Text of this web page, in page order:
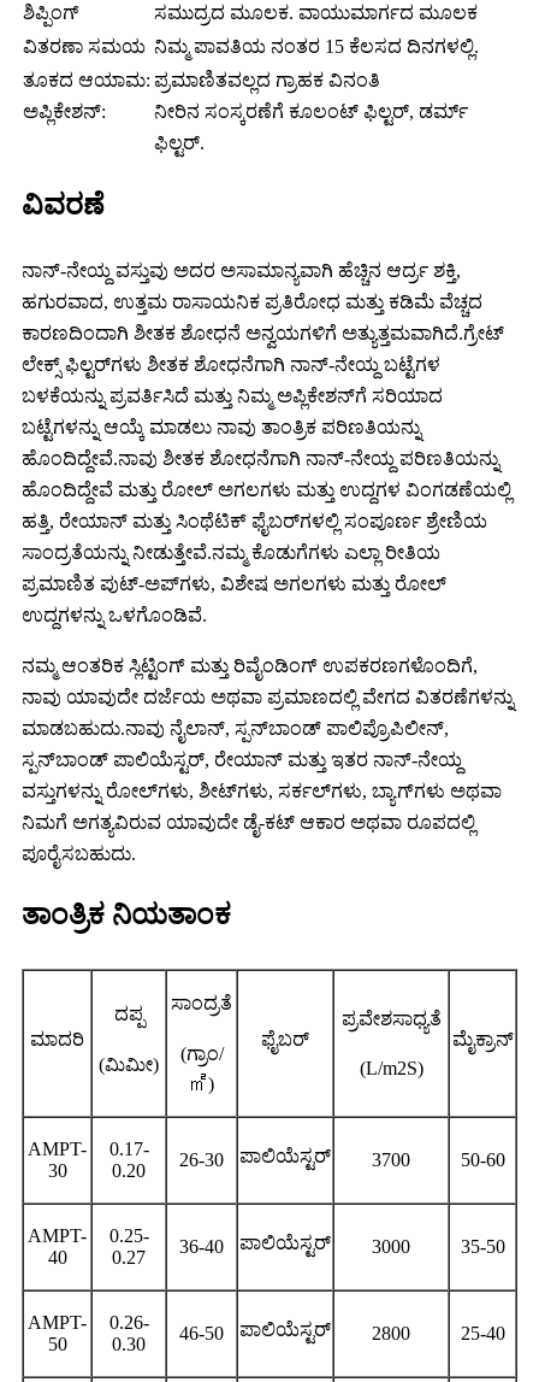
ಶಿಪ್ಪಿಂಗ್
ಸಮುದ್ರದ ಮೂಲಕ. ವಾಯುಮಾರ್ಗದ ಮೂಲಕ
ವಿತರಣಾ ಸಮಯ ನಿಮ್ಮ ಪಾವತಿಯ ನಂತರ 15 ಕೆಲಸದ ದಿನಗಳಲ್ಲಿ.
ತೂಕದ ಆಯಾಮ:
ಅಪ್ಲಿಕೇಶನ್:
ಪ್ರಮಾಣಿತವಲ್ಲದ ಗ್ರಾಹಕ ವಿನಂತಿ
ನೀರಿನ ಸಂಸ್ಕರಣೆಗೆ ಕೂಲಂಟ್ ಫಿಲ್ಟರ್, ಡರ್ಮ್
ಫಿಲ್ಟರ್.
ವಿವರಣೆ
ನಾನ್-ನೇಯ್ದ ವಸ್ತುವು ಅದರ ಅಸಾಮಾನ್ಯವಾಗಿ ಹೆಚ್ಚಿನ ಆರ್ದ್ರ ಶಕ್ತಿ,
ಹಗುರವಾದ, ಉತ್ತಮ ರಾಸಾಯನಿಕ ಪ್ರತಿರೋಧ ಮತ್ತು ಕಡಿಮೆ ವೆಚ್ಚದ
ಕಾರಣದಿಂದಾಗಿ ಶೀತಕ ಶೋಧನೆ ಅನ್ವಯಗಳಿಗೆ ಅತ್ಯುತ್ತಮವಾಗಿದೆ.ಗ್ರೇಟ್
ಲೇಕ್ಸ್ ಫಿಲ್ಟರ್‌ಗಳು ಶೀತಕ ಶೋಧನೆಗಾಗಿ ನಾನ್-ನೇಯ್ದ ಬಟ್ಟೆಗಳ
ಬಳಕೆಯನ್ನು ಪ್ರವರ್ತಿಸಿದೆ ಮತ್ತು ನಿಮ್ಮ ಅಪ್ಲಿಕೇಶನ್‌ಗೆ ಸರಿಯಾದ
ಬಟ್ಟೆಗಳನ್ನು ಆಯ್ಕೆ ಮಾಡಲು ನಾವು ತಾಂತ್ರಿಕ ಪರಿಣತಿಯನ್ನು
ಹೊಂದಿದ್ದೇವೆ.ನಾವು ಶೀತಕ ಶೋಧನೆಗಾಗಿ ನಾನ್-ನೇಯ್ದ ಪರಿಣತಿಯನ್ನು
ಹೊಂದಿದ್ದೇವೆ ಮತ್ತು ರೋಲ್ ಅಗಲಗಳು ಮತ್ತು ಉದ್ದಗಳ ವಿಂಗಡಣೆಯಲ್ಲಿ
ಹತ್ತಿ, ರೇಯಾನ್ ಮತ್ತು ಸಿಂಥೆಟಿಕ್ ಫೈಬರ್‌ಗಳಲ್ಲಿ ಸಂಪೂರ್ಣ ಶ್ರೇಣಿಯ
ಸಾಂದ್ರತೆಯನ್ನು ನೀಡುತ್ತೇವೆ.ನಮ್ಮ ಕೊಡುಗೆಗಳು ಎಲ್ಲಾ ರೀತಿಯ
ಪ್ರಮಾಣಿತ ಪುಟ್-ಅಪ್‌ಗಳು, ವಿಶೇಷ ಅಗಲಗಳು ಮತ್ತು ರೋಲ್
ಉದ್ದಗಳನ್ನು ಒಳಗೊಂಡಿವೆ.
ನಮ್ಮ ಆಂತರಿಕ ಸ್ಲಿಟ್ಟಿಂಗ್ ಮತ್ತು ರಿವೈಂಡಿಂಗ್ ಉಪಕರಣಗಳೊಂದಿಗೆ,
ನಾವು ಯಾವುದೇ ದರ್ಜೆಯ ಅಥವಾ ಪ್ರಮಾಣದಲ್ಲಿ ವೇಗದ ವಿತರಣೆಗಳನ್ನು
ಮಾಡಬಹುದು.ನಾವು ನೈಲಾನ್, ಸ್ಪನ್‌ಬಾಂಡ್ ಪಾಲಿಪ್ರೊಪಿಲೀನ್,
ಸ್ಪನ್‌ಬಾಂಡ್ ಪಾಲಿಯೆಸ್ಟರ್, ರೇಯಾನ್ ಮತ್ತು ಇತರ ನಾನ್-ನೇಯ್ದ
ವಸ್ತುಗಳನ್ನು ರೋಲ್‌ಗಳು, ಶೀಟ್‌ಗಳು, ಸರ್ಕಲ್‌ಗಳು, ಬ್ಯಾಗ್‌ಗಳು ಅಥವಾ
ನಿಮಗೆ ಅಗತ್ಯವಿರುವ ಯಾವುದೇ ಡೈ-ಕಟ್ ಆಕಾರ ಅಥವಾ ರೂಪದಲ್ಲಿ
ಪೂರೈಸಬಹುದು.
ತಾಂತ್ರಿಕ ನಿಯತಾಂಕ
ಮಾದರಿ
ದಪ್ಪ
(ಮಿಮೀ)
ಸಾಂದ್ರತೆ
(ಗ್ರಾಂ/
㎡)
ಫೈಬರ್
ಪ್ರವೇಶಸಾಧ್ಯತೆ
(L/m2S)
ಮೈಕ್ರಾನ್
AMPT-
30
0.17-
0.20
26-30 ಪಾಲಿಯೆಸ್ಟರ್ 3700 50-60
AMPT-
40
0.25-
0.27
36-40 ಪಾಲಿಯೆಸ್ಟರ್ 3000 35-50
AMPT-
50
0.26-
0.30
46-50 ಪಾಲಿಯೆಸ್ಟರ್ 2800 25-40